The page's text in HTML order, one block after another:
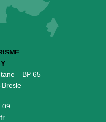
– BP 65
Bresle
09